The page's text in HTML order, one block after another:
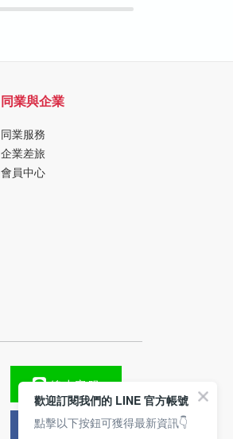
同業與企業
同業服務
企業差旅
會員中心
線上客服
FB粉絲團
歡迎訂閱我們的 LINE 官方帳號
點擊以下按鈕可獲得最新資訊👇